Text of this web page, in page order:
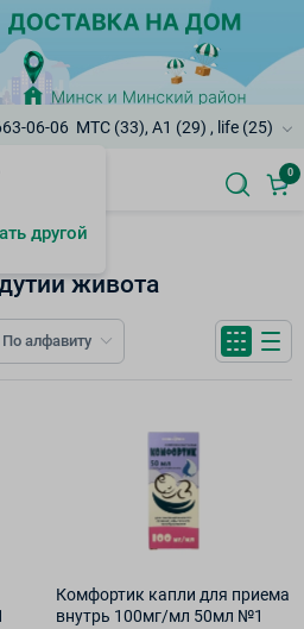
другой
06-06 МТС (33), A1 (29) , life (25)
0
живота
По алфавиту
Комфортик капли для приема
внутрь 100мг/мл 50мл №1